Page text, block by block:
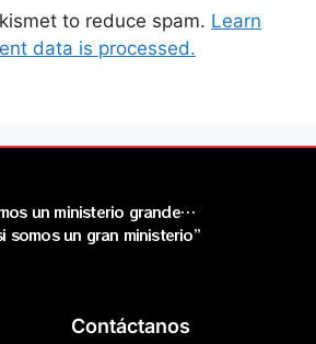
to reduce spam. Learn
data is processed.
un ministerio grande…
somos un gran ministerio”
Contáctanos